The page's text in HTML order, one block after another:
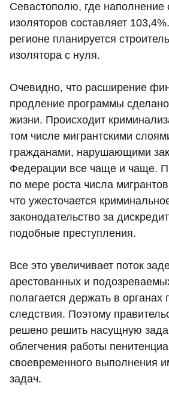
Севастополю, где наполнение
изоляторов составляет
регионе планируется
изолятора с нуля.
Очевидно, что расширение
продление программы
жизни. Происходит
том числе мигрантскими
гражданами, нарушающими
Федерации все чаще и чаще.
по мере роста числа
что ужесточается
законодательство за
подобные преступления.
Все это увеличивает поток
арестованных и
полагается держать в органах
следствия. Поэтому
решено решить насущную
облегчения работы
своевременного выполнения
задач.